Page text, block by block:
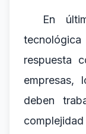
En
respuesta
empresas,
deben